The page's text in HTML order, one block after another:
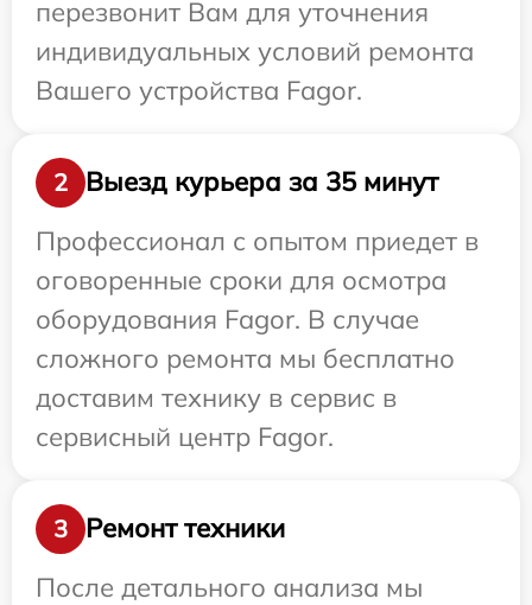
перезвонит Вам для уточнения
индивидуальных условий ремонта
Вашего устройства Fagor.
2
Выезд курьера за 35 минут
Профессионал с опытом приедет в
оговоренные сроки для осмотра
оборудования Fagor. В случае
сложного ремонта мы бесплатно
доставим технику в сервис в
сервисный центр Fagor.
3
Ремонт техники
После детального анализа мы